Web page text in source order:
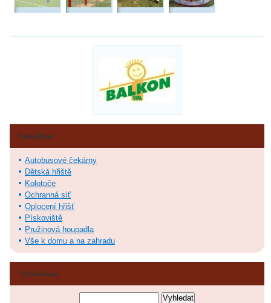
Fotoalbum
Autobusové čekárny
Dětská hřiště
Kolotoče
Ochranná síť
Oplocení hřišť
Pískoviště
Pružinová houpadla
Vše k domu a na zahradu
Vyhledávání